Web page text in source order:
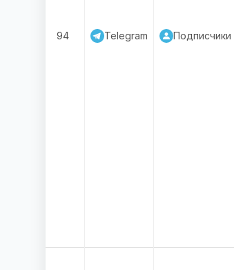
94 Telegram Подписчики